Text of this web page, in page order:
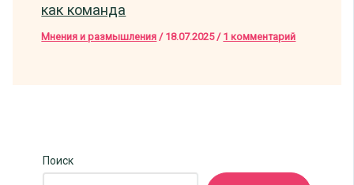
как команда
Мнения и размышления / 18.07.2025 / 1 комментарий
Поиск